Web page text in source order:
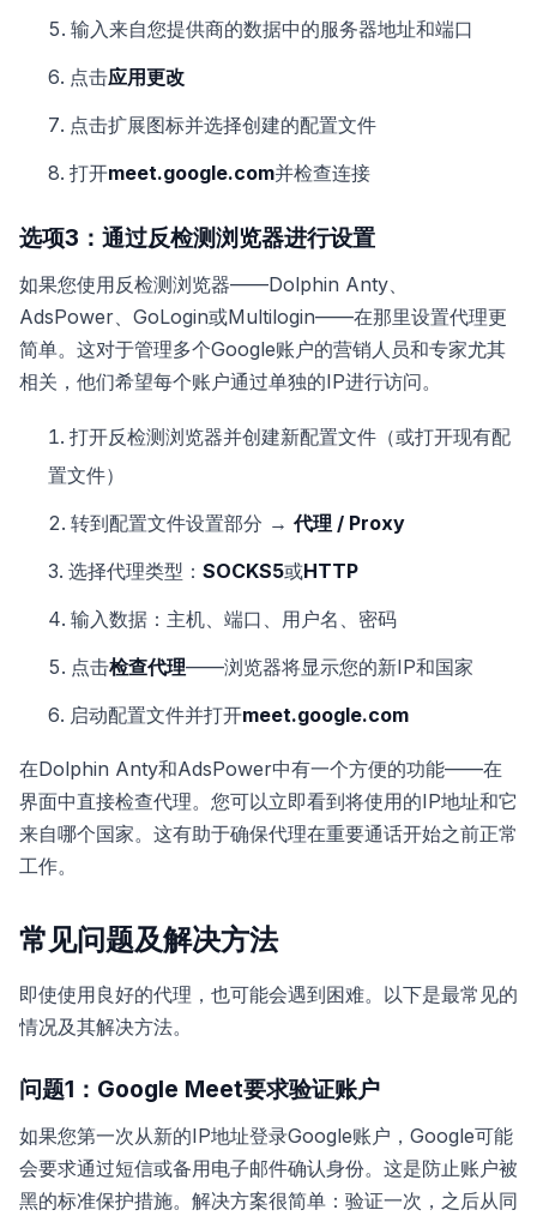
输入来自您提供商的数据中的服务器地址和端口
点击应用更改
点击扩展图标并选择创建的配置文件
打开meet.google.com并检查连接
选项3：通过反检测浏览器进行设置
如果您使用反检测浏览器——Dolphin Anty、
AdsPower、GoLogin或Multilogin——在那里设置代理更
简单。这对于管理多个Google账户的营销人员和专家尤其
相关，他们希望每个账户通过单独的IP进行访问。
打开反检测浏览器并创建新配置文件（或打开现有配
置文件）
转到配置文件设置部分 → 代理 / Proxy
选择代理类型： SOCKS5或HTTP
输入数据：主机、端口、用户名、密码
点击检查代理——浏览器将显示您的新IP和国家
启动配置文件并打开meet.google.com
在Dolphin Anty和AdsPower中有一个方便的功能——在
界面中直接检查代理。您可以立即看到将使用的IP地址和它
来自哪个国家。这有助于确保代理在重要通话开始之前正常
工作。
常见问题及解决方法
即使使用良好的代理，也可能会遇到困难。以下是最常见的
情况及其解决方法。
问题1：Google Meet要求验证账户
如果您第一次从新的IP地址登录Google账户，Google可能
会要求通过短信或备用电子邮件确认身份。这是防止账户被
黑的标准保护措施。解决方案很简单：验证一次，之后从同